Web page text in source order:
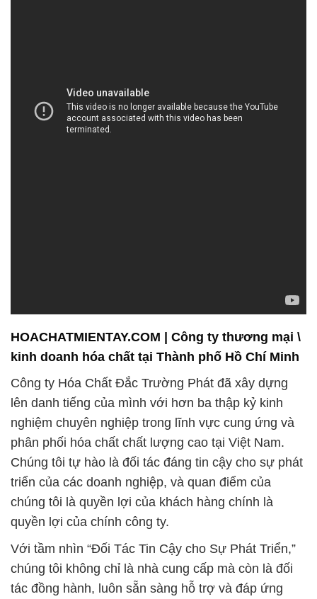
Công ty Hóa Chất Đắc Trường Phát đã xây dựng
lên danh tiếng của mình với hơn ba thập kỷ kinh
nghiệm chuyên nghiệp trong lĩnh vực cung ứng và
phân phối hóa chất chất lượng cao tại Việt Nam.
Chúng tôi tự hào là đối tác đáng tin cậy cho sự phát
triển của các doanh nghiệp, và quan điểm của
chúng tôi là quyền lợi của khách hàng chính là
quyền lợi của chính công ty.
Với tầm nhìn “Đối Tác Tin Cậy cho Sự Phát Triển,”
chúng tôi không chỉ là nhà cung cấp mà còn là đối
tác đồng hành, luôn sẵn sàng hỗ trợ và đáp ứng
mọi nhu cầu của bạn. Được xây dựng trên nền tảng
nhiều năm kinh nghiệm và cam kết vững chắc về
chất lượng, chúng tôi tự tin giới thiệu các sản phẩm
và dịch vụ đa dạng, phục vụ đa ngành công nghiệp.